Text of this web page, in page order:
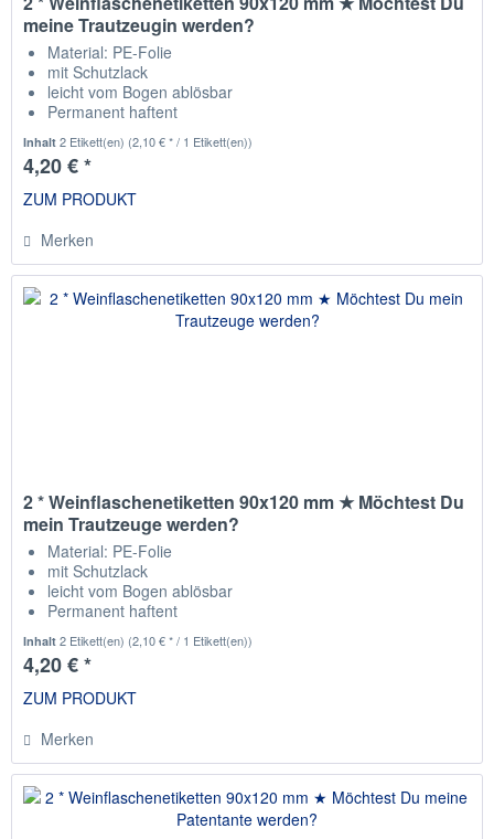
meine Trautzeugin werden?
Material: PE-Folie
mit Schutzlack
leicht vom Bogen ablösbar
Permanent haftent
Inhalt2 Etikett(en) (2,10 € * / 1 Etikett(en))
4,20 € *
ZUM PRODUKT
Merken
2 * Weinflaschenetiketten 90x120 mm ★ Möchtest Du
mein Trautzeuge werden?
Material: PE-Folie
mit Schutzlack
leicht vom Bogen ablösbar
Permanent haftent
Inhalt2 Etikett(en) (2,10 € * / 1 Etikett(en))
4,20 € *
ZUM PRODUKT
Merken